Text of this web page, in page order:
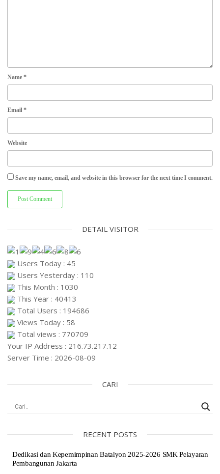
Name *
Email *
Website
Save my name, email, and website in this browser for the next time I comment.
DETAIL VISITOR
Users Today : 45
Users Yesterday : 110
This Month : 1030
This Year : 40413
Total Users : 194686
Views Today : 58
Total views : 770709
Your IP Address : 216.73.217.12
Server Time : 2026-08-09
CARI
RECENT POSTS
Dedikasi dan Kepemimpinan Batalyon 2025-2026 SMK Pelayaran
Pembangunan Jakarta